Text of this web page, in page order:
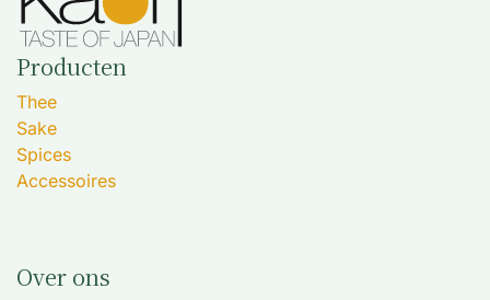
Producten
Thee
Sake
Spices
Accessoires
Over ons